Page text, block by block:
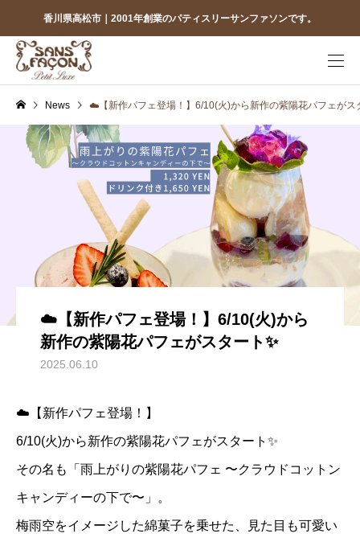
香川県高松市｜2001年創業のパティスリーサンファソンです。
News ☁️【新作パフェ登場！】6/10(火)から新作の紫陽花パフェがス
☁️【新作パフェ登場！】6/10(火)から
新作の紫陽花パフェがスタート✨
2025.06.10
☁️【新作パフェ登場！】
6/10(火)から新作の紫陽花パフェがスタート✨
その名も「雨上がりの紫陽花パフェ 〜クラウドコットン
キャンディーの下で〜」。
梅雨空をイメージした綿菓子を乗せた、見た目も可愛い